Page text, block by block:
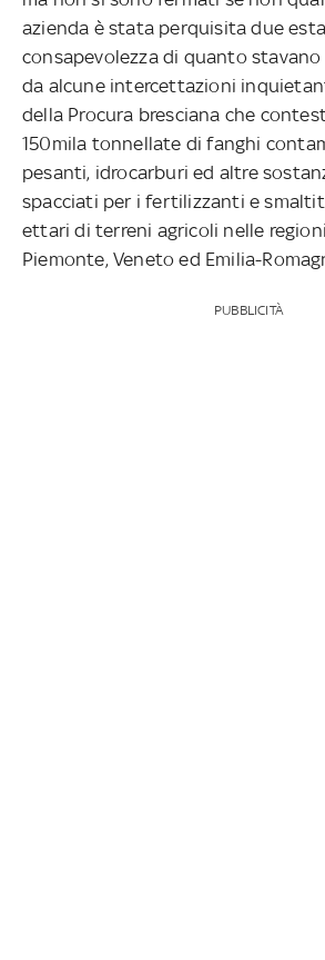
azienda è stata perquisita due
consapevolezza di quanto
da alcune intercettazioni
della Procura bresciana che
150mila tonnellate di fanghi
pesanti, idrocarburi ed altre
spacciati per i fertilizzanti e
ettari di terreni agricoli nelle
Piemonte, Veneto ed Emilia-
PUBBLICITÀ